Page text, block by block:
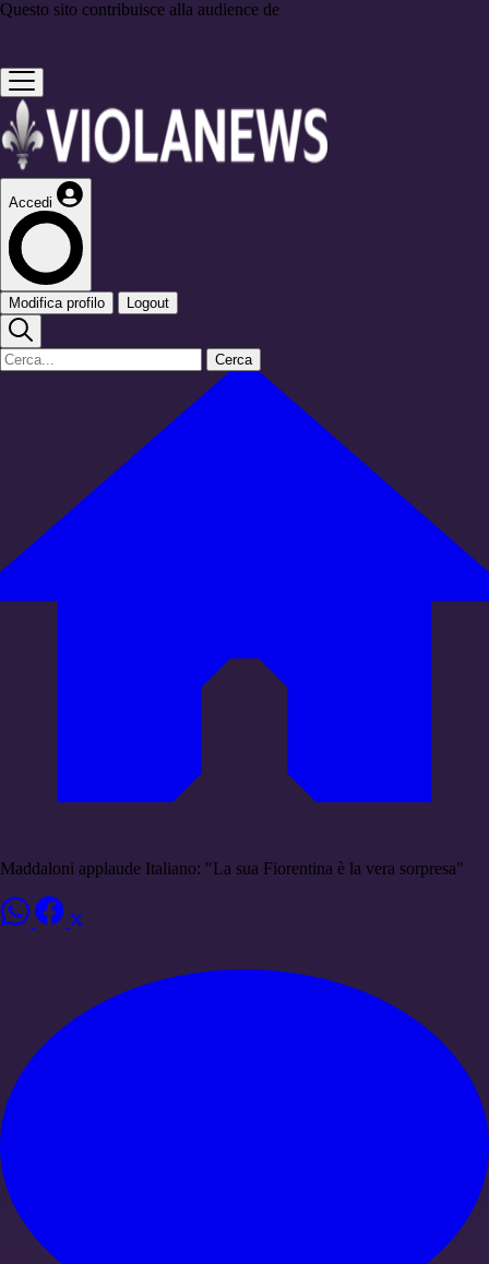
Questo sito contribuisce alla audience de
Accedi
Modifica profilo Logout
Cerca
Maddaloni applaude Italiano: "La sua Fiorentina è la vera sorpresa"